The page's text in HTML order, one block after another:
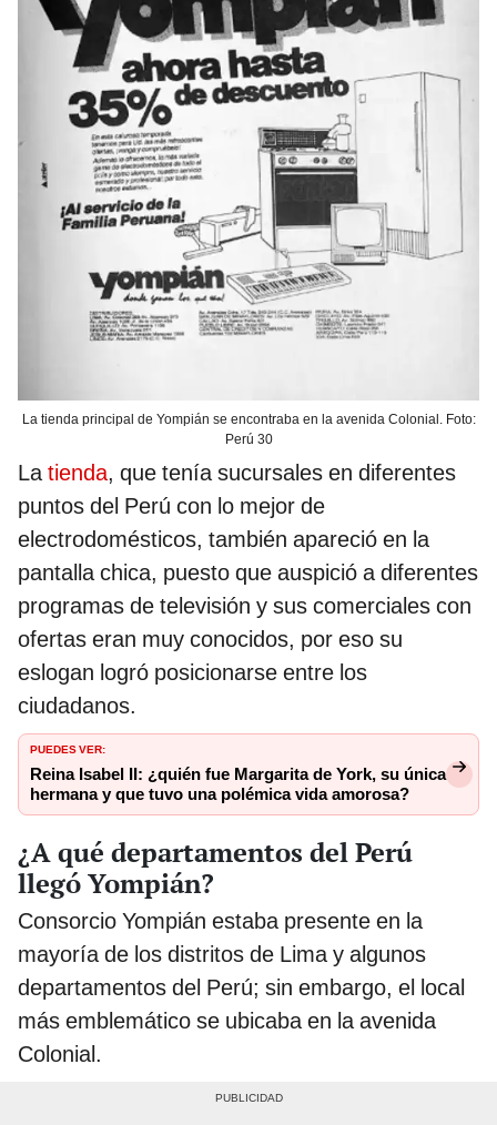
La tienda principal de Yompián se encontraba en la avenida Colonial. Foto:
Perú 30
La tienda, que tenía sucursales en diferentes
puntos del Perú con lo mejor de
electrodomésticos, también apareció en la
pantalla chica, puesto que auspició a diferentes
programas de televisión y sus comerciales con
ofertas eran muy conocidos, por eso su
eslogan logró posicionarse entre los
ciudadanos.
PUEDES VER:
Reina Isabel II: ¿quién fue Margarita de York, su única
hermana y que tuvo una polémica vida amorosa?
¿A qué departamentos del Perú
llegó Yompián?
Consorcio Yompián estaba presente en la
mayoría de los distritos de Lima y algunos
departamentos del Perú; sin embargo, el local
más emblemático se ubicaba en la avenida
Colonial.